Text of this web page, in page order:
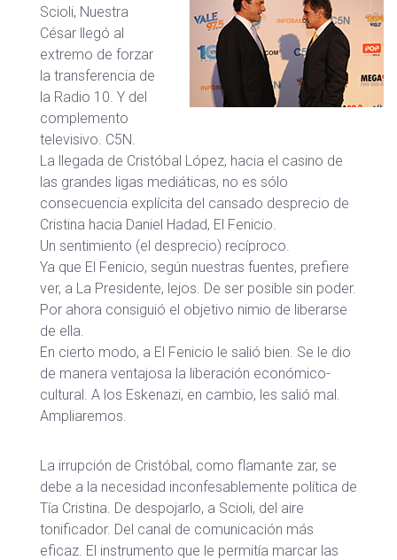
Scioli, Nuestra
César llegó al
extremo de forzar
la transferencia de
la Radio 10. Y del
complemento
televisivo. C5N.
La llegada de Cristóbal López, hacia el casino de
las grandes ligas mediáticas, no es sólo
consecuencia explícita del cansado desprecio de
Cristina hacia Daniel Hadad, El Fenicio.
Un sentimiento (el desprecio) recíproco.
Ya que El Fenicio, según nuestras fuentes, prefiere
ver, a La Presidente, lejos. De ser posible sin poder.
Por ahora consiguió el objetivo nimio de liberarse
de ella.
En cierto modo, a El Fenicio le salió bien. Se le dio
de manera ventajosa la liberación económico-
cultural. A los Eskenazi, en cambio, les salió mal.
Ampliaremos.
La irrupción de Cristóbal, como flamante zar, se
debe a la necesidad inconfesablemente política de
Tía Cristina. De despojarlo, a Scioli, del aire
tonificador. Del canal de comunicación más
eficaz. El instrumento que le permitía marcar las